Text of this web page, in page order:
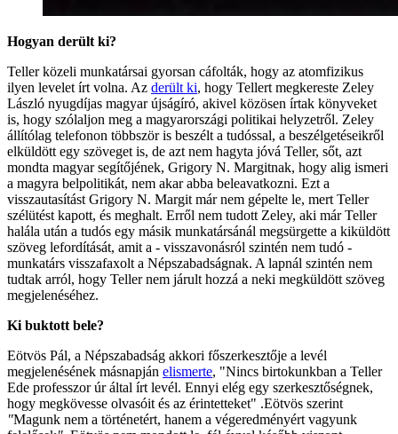
Hogyan derült ki?
Teller közeli munkatársai gyorsan cáfolták, hogy az atomfizikus
ilyen levelet írt volna. Az derült ki, hogy Tellert megkereste Zeley
László nyugdíjas magyar újságíró, akivel közösen írtak könyveket
is, hogy szólaljon meg a magyarországi politikai helyzetről. Zeley
állítólag telefonon többször is beszélt a tudóssal, a beszélgetéseikről
elküldött egy szöveget is, de azt nem hagyta jóvá Teller, sőt, azt
mondta magyar segítőjének, Grigory N. Margitnak, hogy alig ismeri
a magyra belpolitikát, nem akar abba beleavatkozni. Ezt a
visszautasítást Grigory N. Margit már nem gépelte le, mert Teller
szélütést kapott, és meghalt. Erről nem tudott Zeley, aki már Teller
halála után a tudós egy másik munkatársánál megsürgette a kiküldött
szöveg lefordítását, amit a - visszavonásról szintén nem tudó -
munkatárs visszafaxolt a Népszabadságnak. A lapnál szintén nem
tudtak arról, hogy Teller nem járult hozzá a neki megküldött szöveg
megjelenéséhez.
Ki buktott bele?
Eötvös Pál, a Népszabadság akkori főszerkesztője a levél
megjelenésének másnapján elismerte, "Nincs birtokunkban a Teller
Ede professzor úr által írt levél. Ennyi elég egy szerkesztőségnek,
hogy megkövesse olvasóit és az érintetteket" .Eötvös szerint
"Magunk nem a történetért, hanem a végeredményért vagyunk